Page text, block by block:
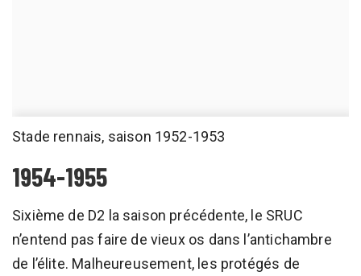
Stade rennais, saison 1952-1953
1954-1955
Sixième de D2 la saison précédente, le SRUC
n’entend pas faire de vieux os dans l’antichambre
de l’élite. Malheureusement, les protégés de